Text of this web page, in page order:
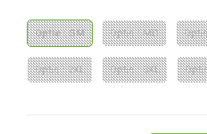
Optie : SM Optie : MD
Optie : 2XL Optie : 3XL